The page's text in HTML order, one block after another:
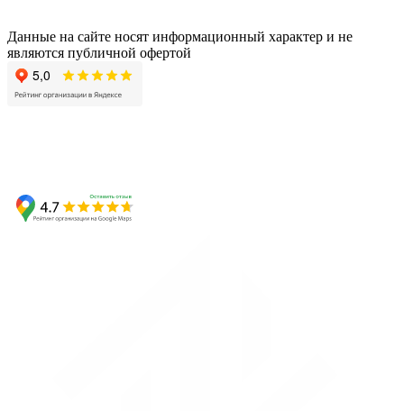
Данные на сайте носят информационный характер и не
являются публичной офертой